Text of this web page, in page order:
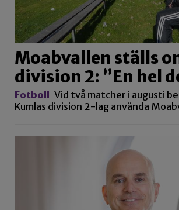
Moabvallen ställs
division 2: ”En hel
Fotboll Vid två matcher i augusti
Kumlas division 2-lag använda